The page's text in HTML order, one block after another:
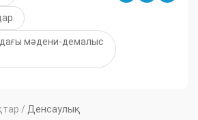
мәдени-демалыс
/ Денсаулық